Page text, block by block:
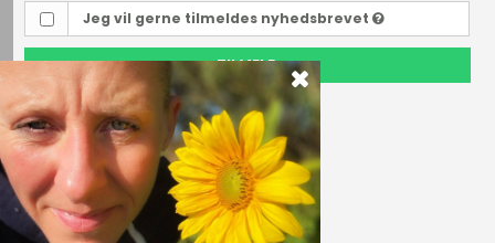
Jeg vil gerne tilmeldes nyhedsbrevet
TILMELD
Outdoor i Centrum
Perlegade 44
6400 Sønderborg, Danmark
Telefonnr.